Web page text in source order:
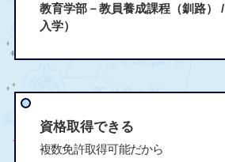
教育学部－教員養成課程（釧路） /
入学）
資格取得できる
複数免許取得可能だから